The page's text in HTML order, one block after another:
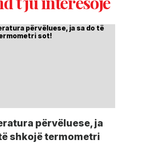
përvëluese, ja
shkojë termometri